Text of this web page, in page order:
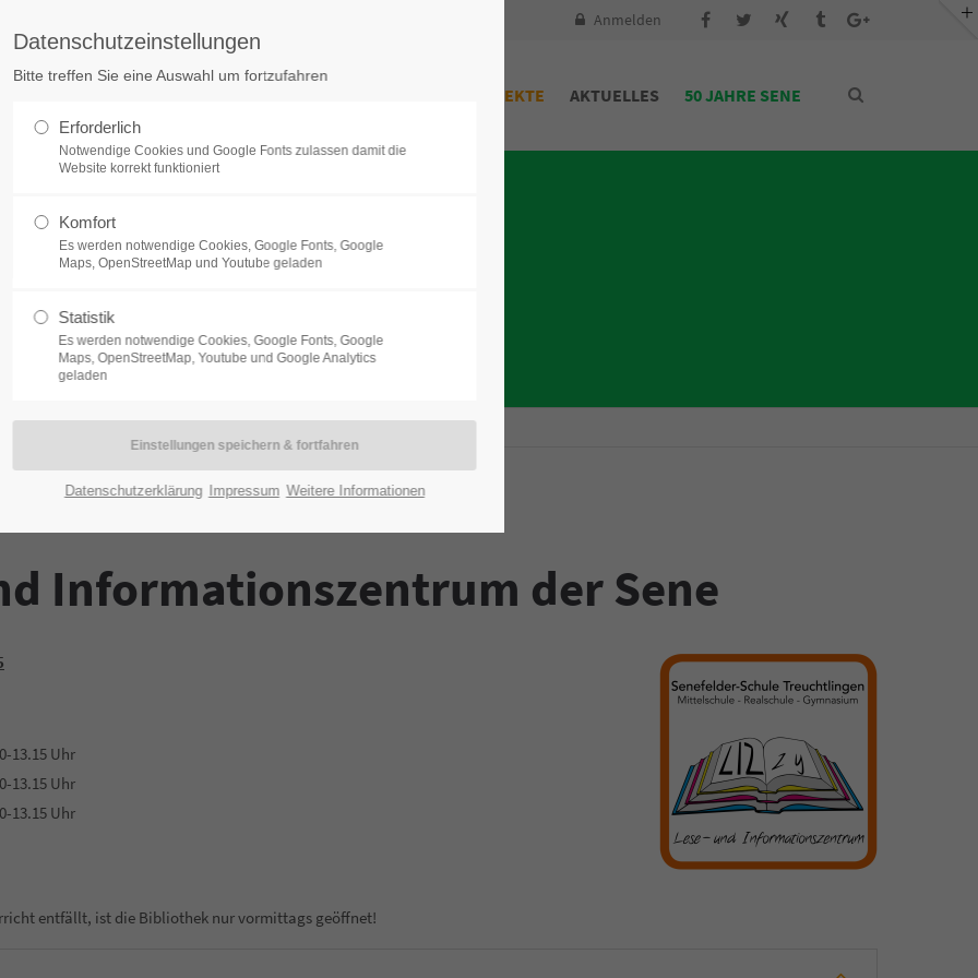
zu unserer
Schule Treuchtlingen
kooperative Gesamtschule
Allee 3
- 96 06 - 01
und Schulleitung
- 9606 - 24
schule.de
Termine und Veranstaltungen
Datenschutzerklärung
Anmelden
SCHULE SCHULLEBEN UND PROJEKTE AKTUELLES 50 JAHRE SENE
Informationszentrum der Sene
13.15 Uhr
13.15 Uhr
13.15 Uhr
entfällt, ist die Bibliothek nur vormittags geöffnet!
Datenschutzeinstellungen
Bitte treffen Sie eine Auswahl um fortzufahren
Erforderlich
Notwendige Cookies und Google Fonts zulassen damit die
Website korrekt funktioniert
Komfort
Es werden notwendige Cookies, Google Fonts, Google
Maps, OpenStreetMap und Youtube geladen
Statistik
Es werden notwendige Cookies, Google Fonts, Google
Maps, OpenStreetMap, Youtube und Google Analytics
geladen
Datenschutzerklärung Impressum Weitere Informationen